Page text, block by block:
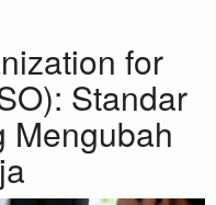
for
Standar
Mengubah